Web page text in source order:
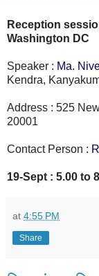
Reception
Washington DC
Speaker : Ma.
Kendra,
Address : 525
20001
Contact Person :
19-Sept : 5.00 to
at 4:55 PM
Share